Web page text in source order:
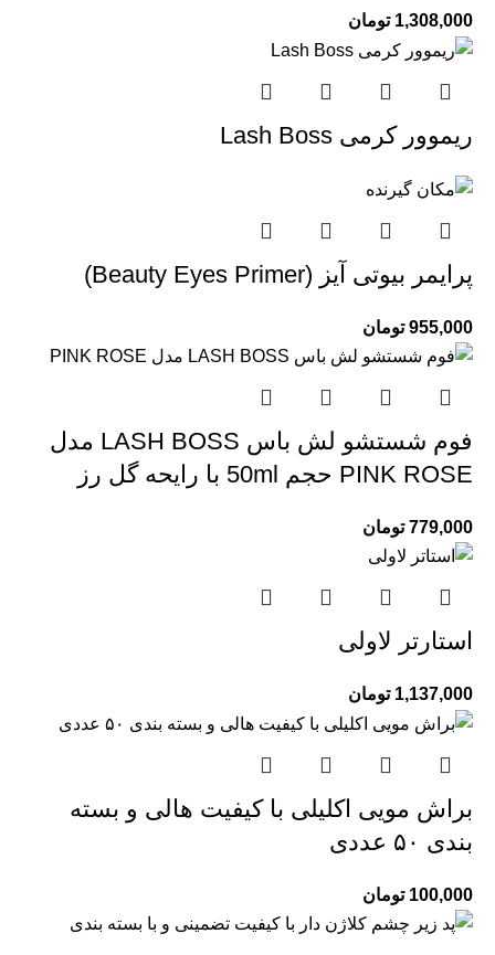
1,308,000 تومان
ریموور کرمی Lash Boss
پرایمر بیوتی آیز (Beauty Eyes Primer)
955,000 تومان
فوم شستشو لش باس LASH BOSS مدل
PINK ROSE حجم 50ml با رایحه گل رز
779,000 تومان
استارتر لاولی
1,137,000 تومان
براش مویی اکلیلی با کیفیت هالی و بسته
بندی ۵۰ عددی
100,000 تومان